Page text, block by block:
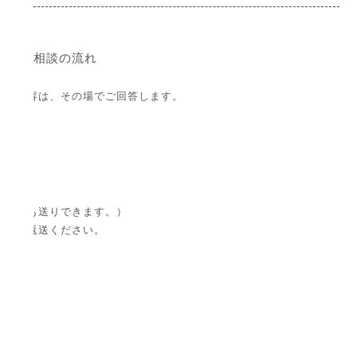
相談の流れ
内容は、その場でご回答します。
でも送りできます。）
ご返送ください。